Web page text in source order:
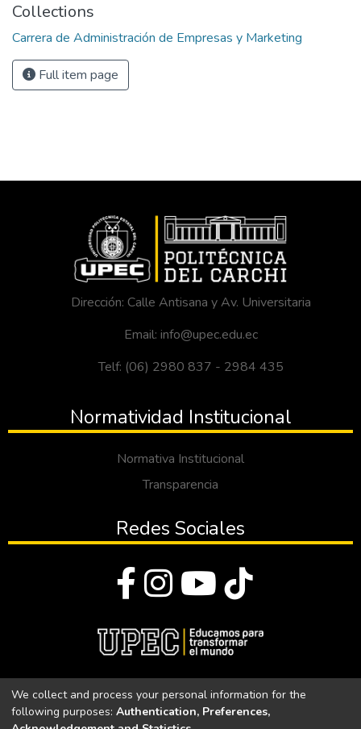
Collections
Carrera de Administración de Empresas y Marketing
Full item page
Dirección: Calle Antisana y Av. Universitaria
Email: info@upec.edu.ec
Telf: (06) 2980 837 - 2984 435
Normatividad Institucional
Normativa Institucional
Transparencia
Redes Sociales
Universidad Politécnica Estatal del Carchi
We collect and process your personal information for the
following purposes: Authentication, Preferences,